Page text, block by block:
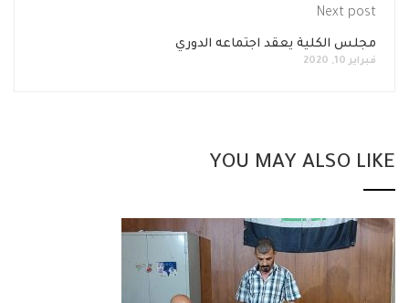
Next post
مجلس الكلية يعقد اجتماعه الدوري
فبراير 10, 2020
YOU MAY ALSO LIKE